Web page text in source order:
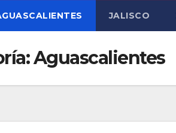
JALISCO
Aguascalientes